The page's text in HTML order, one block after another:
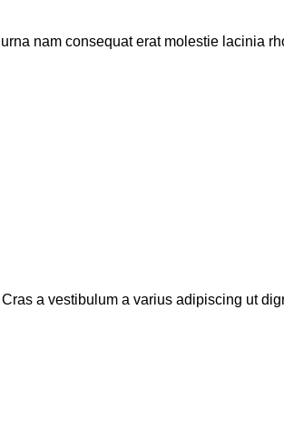
nam consequat erat molestie lacinia
a vestibulum a varius adipiscing ut